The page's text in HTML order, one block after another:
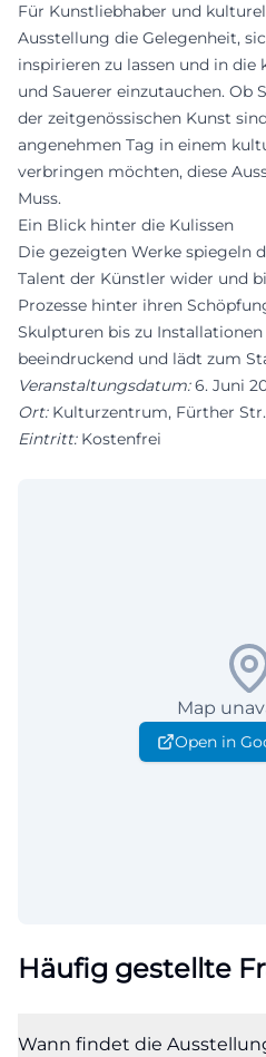
Für Kunstliebhaber und
Ausstellung die Gelegenheit,
inspirieren zu lassen und in
und Sauerer einzutauchen. Ob
der zeitgenössischen Kunst
angenehmen Tag in einem
verbringen möchten, diese
Muss.
Ein Blick hinter die Kulissen
Die gezeigten Werke spiegeln
Talent der Künstler wider und
Prozesse hinter ihren
Skulpturen bis zu
beeindruckend und lädt zum
Veranstaltungsdatum:6. Juni
Ort:Kulturzentrum, Fürther Str.
Eintritt:Kostenfrei
Map
Open in
Häufig gestellte
Wann findet die